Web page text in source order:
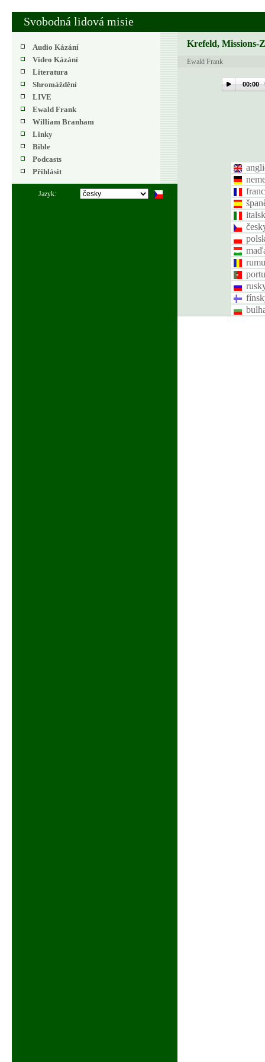
Svobodná lidová misie
Audio Kázání
Video Kázání
Literatura
Shromáždění
LIVE
Ewald Frank
William Branham
Linky
Bible
Podcasts
Přihlásit
Jazyk:
Krefeld, Missions-
Ewald Frank
00:00